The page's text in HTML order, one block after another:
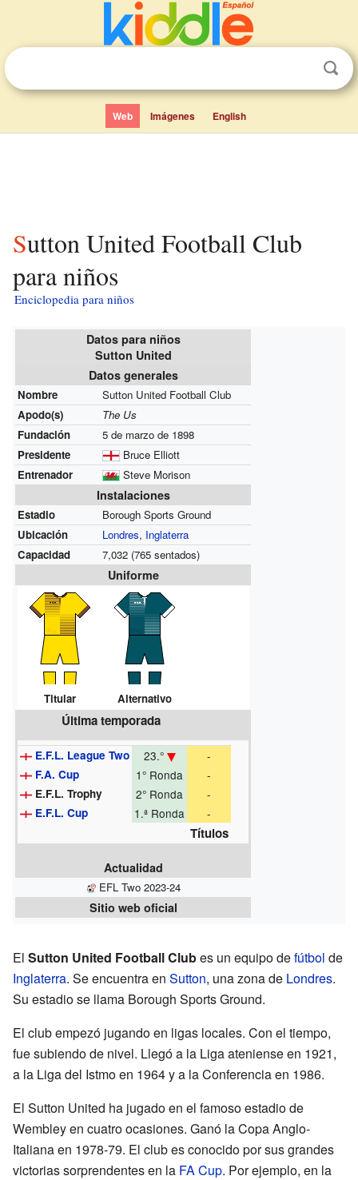
Web Imágenes English
Sutton United Football Club
para niños
Enciclopedia para niños
Datos para niños
Sutton United
Datos generales
Nombre
Sutton United Football Club
Apodo(s)
The Us
Fundación
5 de marzo de 1898
Presidente
Bruce Elliott
Entrenador
Steve Morison
Instalaciones
Estadio
Borough Sports Ground
Ubicación
Londres, Inglaterra
Capacidad
7,032 (765 sentados)
Uniforme
Titular Alternativo
Última temporada
E.F.L. League Two 23.° -
F.A. Cup 1° Ronda -
E.F.L. Trophy 2° Ronda -
E.F.L. Cup 1.ª Ronda -
Títulos
Actualidad
EFL Two 2023-24
Sitio web oficial
El Sutton United Football Clubes un equipo defútbol de
Inglaterra. Se encuentra en Sutton, una zona de Londres.
Su estadio se llama Borough Sports Ground.
El club empezó jugando en ligas locales. Con el tiempo,
fue subiendo de nivel. Llegó a la Liga ateniense en 1921,
a la Liga del Istmo en 1964 y a la Conferencia en 1986.
El Sutton United ha jugado en el famoso estadio de
Wembley en cuatro ocasiones. Ganó la Copa Anglo-
Italiana en 1978-79. El club es conocido por sus grandes
victorias sorprendentes en la FA Cup. Por ejemplo, en la